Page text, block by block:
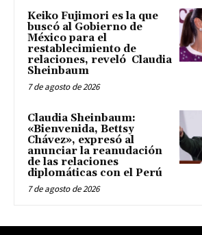
Keiko Fujimori es la que
buscó al Gobierno de
México para el
restablecimiento de
relaciones, reveló Claudia
Sheinbaum
7 de agosto de 2026
Claudia Sheinbaum:
«Bienvenida, Bettsy
Chávez», expresó al
anunciar la reanudación
de las relaciones
diplomáticas con el Perú
7 de agosto de 2026